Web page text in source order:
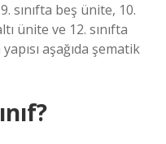
sınıfta beş ünite, 10.
ünite ve 12. sınıfta
aşağıda şematik